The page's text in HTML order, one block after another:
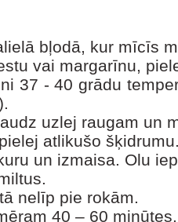
bļodā, kur mīcīs
vai margarīnu,
37 - 40 grādu
uzlej raugam un
atlikušo
un izmaisa. Olu
nelīp pie rokām.
40 – 60 minūtes.